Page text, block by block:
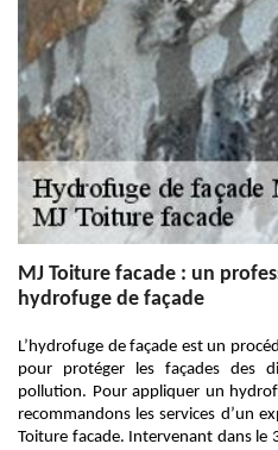
MJ Toiture facade : un
hydrofuge de façade
L’hydrofuge de façade est un
pour protéger les façades des
pollution. Pour appliquer un
recommandons les services d’un
Toiture facade. Intervenant dans le